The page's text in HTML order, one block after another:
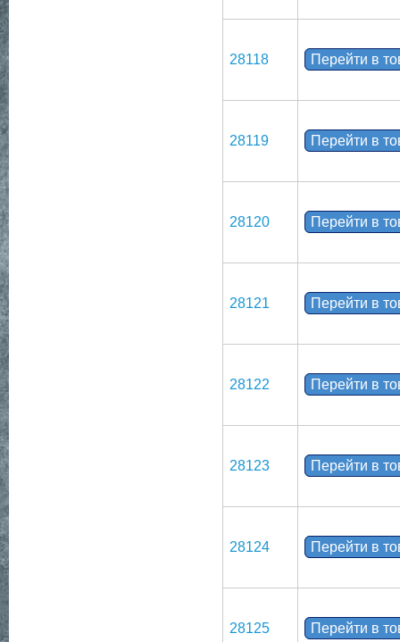
28118 Перейти в
28119 Перейти в
28120 Перейти в
28121 Перейти в
28122 Перейти в
28123 Перейти в
28124 Перейти в
28125 Перейти в